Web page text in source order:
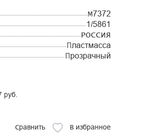
М7372
1/5861
РОССИЯ
Пластмасса
Прозрачный
руб.
Сравнить В избранное